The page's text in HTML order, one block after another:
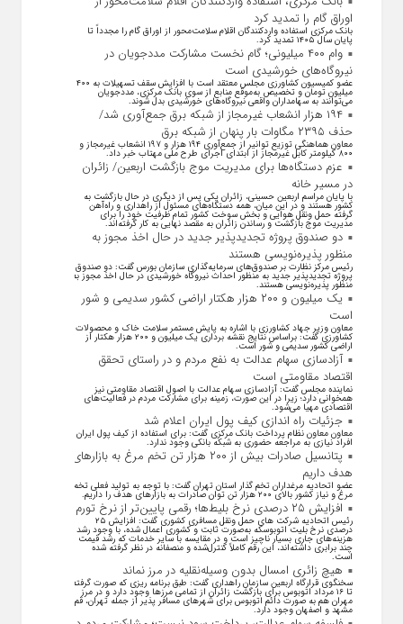
اوراق گام را تمدید کرد
بانک مرکزی استفاده واردکنندگان اقلام سلامت‌محور از اوراق گام را مجدداً تا
پایان سال ۱۴۰۵ تمدید کرد.
وام ۴۰۰ میلیونی؛ گام نخست مشارکت مددجویان در
نیروگاه‌های خورشیدی است
عضو کمیسیون کشاورزی مجلس معتقد است با افزایش سقف تسهیلات به ۴۰۰
میلیون تومان و تخصیص به‌موقع منابع از سوی بانک مرکزی، مددجویان
می‌توانند به سهامداران واقعی نیروگاه‌های خورشیدی بدل شوند.
۱۹۴ هزار انشعاب غیرمجاز از شبکه برق جمع‌آوری شد/
حذف ۲۳۹۵ مگاوات بار پنهان از شبکه برق
معاون هماهنگی توزیع توانیر از جمع‌آوری ۱۹۴ هزار و ۱۹۷ انشعاب غیرمجاز و
۸۰۰ کیلومتر کابل غیرمجاز از ابتدای اجرای طرح ملی مهتاب خبر داد.
عزم دستگاه‌ها برای مدیریت موج بازگشت اربعین/ زائران
در مسیر خانه
با پایان مراسم اربعین حسینی، زائران یکی پس از دیگری در حال بازگشت به
کشور هستند و در این میان، همه دستگاه‌های مسئول از راهداری و راه‌آهن
گرفته حمل ونقل هوایی و بخش سوخت کشور تمام ظرفیت خود را برای
مدیریت موج بازگشت و رساندن زائران به مقصد نهایی به کار گرفته‌اند.
دو صندوق پروژه تجدیدپذیر جدید در حال اخذ مجوز به
منظور پذیره‌نویسی هستند
رئیس مرکز نظارت بر صندوق‌های سرمایه‌گذاری سازمان بورس گفت: دو صندوق
پروژه تجدیدپذیر جدید به منظور احداث نیروگاه خورشیدی در حال اخذ مجوز به
منظور پذیره‌نویسی هستند.
یک میلیون و ۲۰۰ هزار هکتار اراضی کشور سدیمی و شور
است
معاون وزیر جهاد کشاورزی با اشاره به پایش مستمر سلامت خاک و محصولات
کشاورزی گفت: براساس نتایج نقشه برداری یک میلیون و ۲۰۰ هزار هکتار از
اراضی کشور سدیمی و شور است.
آزادسازی سهام عدالت به نفع مردم و در راستای تحقق
اقتصاد مقاومتی است
نماینده مجلس گفت: آزادسازی سهام عدالت با اصول اقتصاد مقاومتی نیز
همخوانی دارد؛ زیرا در این صورت، زمینه برای مشارکت مردم در فعالیت‌های
اقتصادی مهیا می‌شود.
جزئیات راه اندازی کیف پول ایران اعلام شد
معاون معاون نظام پرداخت بانک مرکزی گفت: برای استفاده از کیف پول ایران
افراد نیازی به مراجعه حضوری به شبکه بانکی وجود ندارد.
پتانسیل صادرات بیش از ۲۰۰ هزار تن تخم مرغ به بازار‌های
هدف داریم
عضو اتحادیه مرغداران تخم گذار استان تهران گفت: با توجه به تولید فعلی تخم
مرغ و نیاز کشور بالای ۲۰۰ هزار تن توان صادرات به بازار‌های هدف را داریم.
افزایش ۲۵ درصدی نرخ بلیط‌ها؛ رقمی پایین‌تر از نرخ تورم
رئیس اتحادیه شرکت های حمل ونقل مسافری کشوری گفت: افزایش ۲۵
درصدی نرخ بلیت اتوبوسکه به‌صورت ثابت و کشوری اعمال شده، با وجود رشد
هزینه‌های جاری بسیار ناچیز است و در مقایسه با سایر خدمات که رشد قیمت
چند برابری داشته‌اند، این رقم کاملاً کنترل‌شده و منصفانه در نظر گرفته شده
است.
هیچ زائری امسال بدون وسیله‌نقلیه در مرز نماند
سخنگوی قرارگاه اربعین سازمان راهداری گفت: طبق برنامه ریزی که صورت گرفته
تا ۱۶ مرداد اتوبوس برای بازگشت زائران از تمامی مرز‌ها وجود دارد و در مرز
مهران هم به صورت دائم اتوبوس برای شهر‌های مسافر پذیر از جمله تهران، قم،
مشهد و اصفهان وجود دارد.